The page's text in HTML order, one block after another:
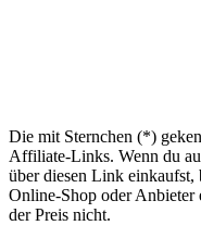
Die mit Sternchen (*)
Affiliate-Links. Wenn du
über diesen Link
Online-Shop oder Anbieter
der Preis nicht.